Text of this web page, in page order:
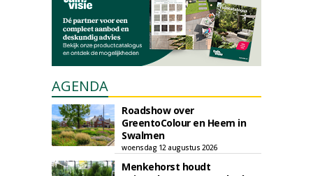
AGENDA
Roadshow over
GreentoColour en Heem in
Swalmen
woensdag 12 augustus 2026
Menkehorst houdt